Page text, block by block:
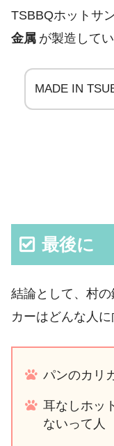
TSBBQホットサ
金属 が製造して
MADE IN
最後に
結論として、村
カーはどんな人
パンのカリ
耳なしホッ
ないって人